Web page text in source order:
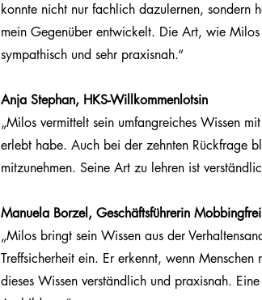
konnte nicht nur fachlich dazulernen, sondern
mein Gegenüber entwickelt. Die Art, wie
sympathisch und sehr praxisnah.“
Anja Stephan, HKS-Willkommenlotsin
„Milos vermittelt sein umfangreiches Wissen
erlebt habe. Auch bei der zehnten Rückfrage
mitzunehmen. Seine Art zu lehren ist
Manuela Borzel, Geschäftsführerin Mobbingfrei
„Milos bringt sein Wissen aus der
Treffsicherheit ein. Er erkennt, wenn
dieses Wissen verständlich und praxisnah.